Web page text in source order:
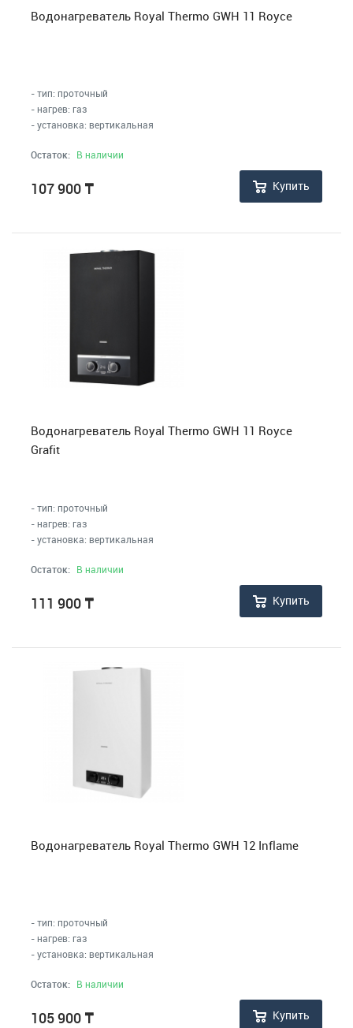
Водонагреватель Royal Thermo GWH 11 Royce
- тип: проточный
- нагрев: газ
- установка: вертикальная
Остаток: В наличии
107 900 ₸ Купить
Водонагреватель Royal Thermo GWH 11 Royce
Grafit
- тип: проточный
- нагрев: газ
- установка: вертикальная
Остаток: В наличии
111 900 ₸ Купить
Водонагреватель Royal Thermo GWH 12 Inflame
- тип: проточный
- нагрев: газ
- установка: вертикальная
Остаток: В наличии
105 900 ₸ Купить